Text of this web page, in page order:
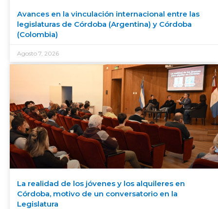
Avances en la vinculación internacional entre las
legislaturas de Córdoba (Argentina) y Córdoba
(Colombia)
Agosto 7, 2026
La realidad de los jóvenes y los alquileres en
Córdoba, motivo de un conversatorio en la
Legislatura